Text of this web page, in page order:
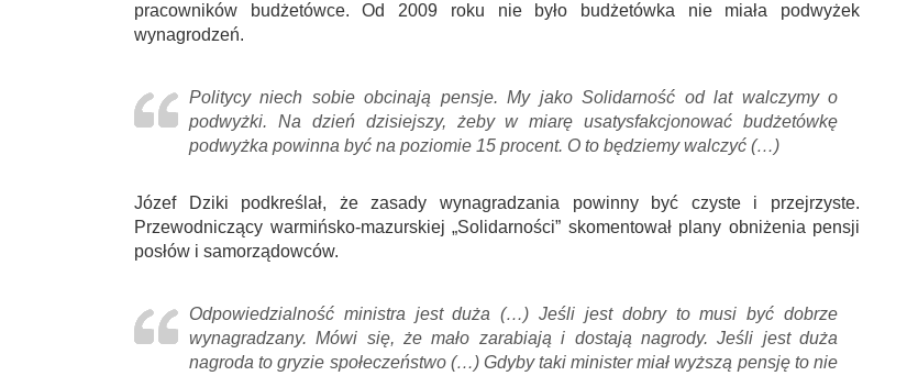
pracowników budżetówce. Od 2009 roku nie było budżetówka nie miała podwyżek
wynagrodzeń.
Politycy niech sobie obcinają pensje. My jako Solidarność od lat walczymy o
podwyżki. Na dzień dzisiejszy, żeby w miarę usatysfakcjonować budżetówkę
podwyżka powinna być na poziomie 15 procent. O to będziemy walczyć (…)
Józef Dziki podkreślał, że zasady wynagradzania powinny być czyste i przejrzyste.
Przewodniczący warmińsko-mazurskiej „Solidarności” skomentował plany obniżenia pensji
posłów i samorządowców.
Odpowiedzialność ministra jest duża (…) Jeśli jest dobry to musi być dobrze
wynagradzany. Mówi się, że mało zarabiają i dostają nagrody. Jeśli jest duża
nagroda to gryzie społeczeństwo (…) Gdyby taki minister miał wyższą pensję to nie